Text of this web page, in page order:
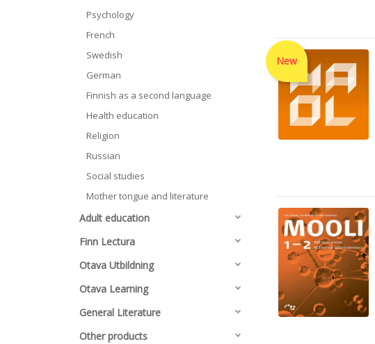
Psychology
French
Swedish
German
Finnish as a second language
Health education
Religion
Russian
Social studies
Mother tongue and literature
Adult education
Finn Lectura
Otava Utbildning
Otava Learning
General Literature
Other products
New